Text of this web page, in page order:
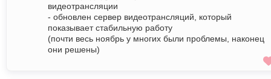
видеотрансляции
- обновлен сервер видеотрансляций, который
показывает стабильную работу
(почти весь ноябрь у многих были проблемы, наконец
они решены)